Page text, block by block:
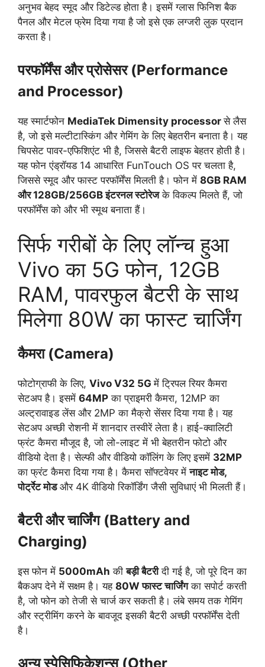
अनुभव बेहद स्मूद और डिटेल्ड होता है। इसमें ग्लास फिनिश बैक
पैनल और मेटल फ्रेम दिया गया है जो इसे एक लग्जरी लुक प्रदान
करता है।
परफॉर्मेंस और प्रोसेसर (Performance
and Processor)
यह स्मार्टफोन MediaTek Dimensity processor से लैस
है, जो इसे मल्टीटास्किंग और गेमिंग के लिए बेहतरीन बनाता है। यह
चिपसेट पावर-एफिशिएंट भी है, जिससे बैटरी लाइफ बेहतर होती है।
यह फोन एंड्रॉयड 14 आधारित FunTouch OS पर चलता है,
जिससे स्मूद और फास्ट परफॉर्मेंस मिलती है। फोन में 8GB RAM
और 128GB/256GB इंटरनल स्टोरेजके विकल्प मिलते हैं, जो
परफॉर्मेंस को और भी स्मूथ बनाता हैं।
सिर्फ गरीबों के लिए लॉन्च हुआ
Vivo का 5G फोन, 12GB
RAM, पावरफुल बैटरी के साथ
मिलेगा 80W का फास्ट चार्जिंग
कैमरा (Camera)
फोटोग्राफी के लिए, Vivo V32 5G में ट्रिपल रियर कैमरा
सेटअप है।इसमें 64MP का प्राइमरी कैमरा, 12MP का
अल्ट्रावाइड लेंस और 2MP का मैक्रो सेंसर दिया गया है। यह
सेटअप अच्छी रोशनी में शानदार तस्वीरें लेता है। हाई-क्वालिटी
फ्रंट कैमरा मौजूद है, जो लो-लाइट में भी बेहतरीन फोटो और
वीडियो देता है। सेल्फी और वीडियो कॉलिंग के लिए इसमें 32MP
का फ्रंट कैमरा दिया गया है। कैमरा सॉफ्टवेयर मेंनाइट मोड,
पोर्ट्रेट मोडऔर 4K वीडियो रिकॉर्डिंग जैसी सुविधाएं भी मिलती हैं।
बैटरी और चार्जिंग (Battery and
Charging)
इस फोन में 5000mAh कीबड़ी बैटरीदी गई है, जो पूरे दिन का
बैकअप देने में सक्षम है। यह 80W फास्ट चार्जिंगका सपोर्ट करती
है, जो फोन को तेजी से चार्ज कर सकती है। लंबे समय तक गेमिंग
और स्ट्रीमिंग करने के बावजूद इसकी बैटरी अच्छी परफॉर्मेंस देती
है।
अन्य स्पेसिफिकेशन्स (Other